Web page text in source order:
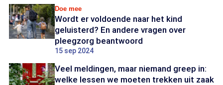
Doe mee
Wordt er voldoende naar het kind
geluisterd? En andere vragen over
pleegzorg beantwoord
15 sep 2024
Veel meldingen, maar niemand greep in:
welke lessen we moeten trekken uit zaak